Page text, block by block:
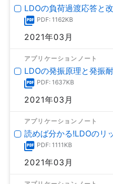
LDOの負荷過渡応答と
PDF: 1162KB
2021年03月
アプリケーションノート
LDOの発振原理と発振
PDF: 1637KB
2021年03月
アプリケーションノート
読めば分かる!LDOのリ
PDF: 1111KB
2021年03月